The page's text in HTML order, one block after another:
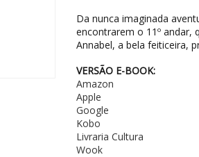
Da nunca imaginada
encontrarem o 11º andar,
Annabel, a bela feiticeira,
VERSÃO E-BOOK:
Amazon
Apple
Google
Kobo
Livraria Cultura
Wook